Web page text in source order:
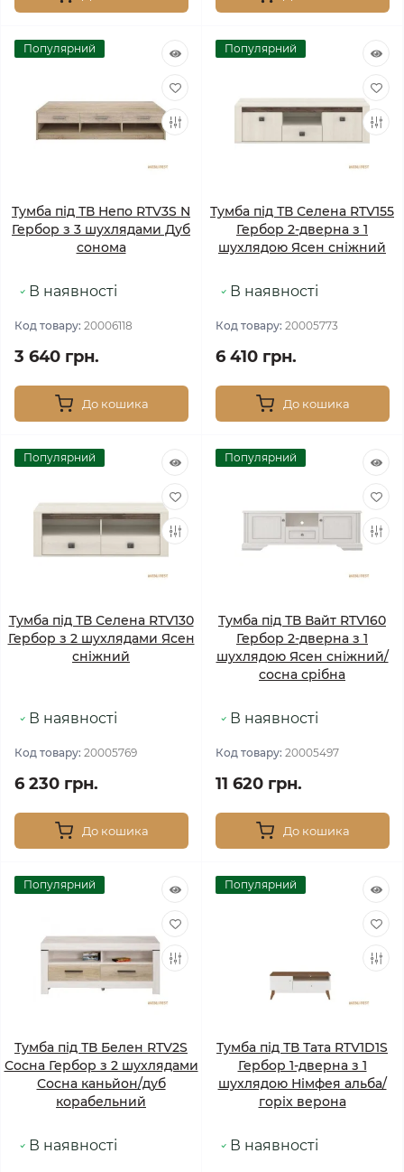
Популярний
Тумба під ТВ Непо RTV3S N
Гербор з 3 шухлядами Дуб
сонома
В наявності
Код товару: 20006118
3 640 грн.
До кошика
Популярний
Тумба під ТВ Селена RTV155
Гербор 2-дверна з 1
шухлядою Ясен сніжний
В наявності
Код товару: 20005773
6 410 грн.
До кошика
Популярний
Тумба під ТВ Селена RTV130
Гербор з 2 шухлядами Ясен
сніжний
В наявності
Код товару: 20005769
6 230 грн.
До кошика
Популярний
Тумба під ТВ Вайт RTV160
Гербор 2-дверна з 1
шухлядою Ясен сніжний/
сосна срібна
В наявності
Код товару: 20005497
11 620 грн.
До кошика
Популярний
Тумба під ТВ Белен RTV2S
Сосна Гербор з 2 шухлядами
Сосна каньйон/дуб
корабельний
В наявності
Популярний
Тумба під ТВ Тата RTV1D1S
Гербор 1-дверна з 1
шухлядою Німфея альба/
горіх верона
В наявності